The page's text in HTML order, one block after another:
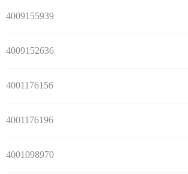
4009155939
4009152636
4001176156
4001176196
4001098970